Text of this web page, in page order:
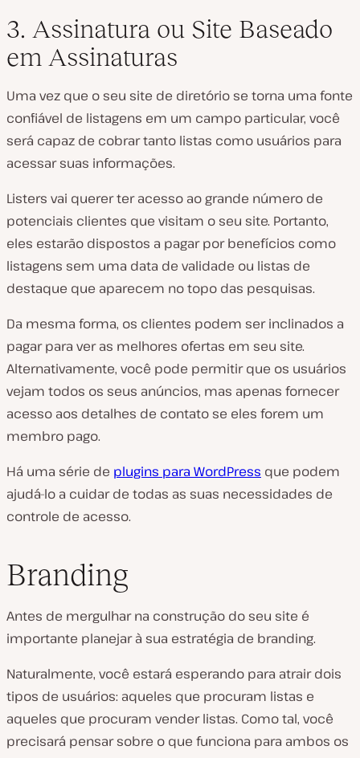
3. Assinatura ou Site Baseado
em Assinaturas
Uma vez que o seu site de diretório se torna uma fonte
confiável de listagens em um campo particular, você
será capaz de cobrar tanto listas como usuários para
acessar suas informações.
Listers vai querer ter acesso ao grande número de
potenciais clientes que visitam o seu site. Portanto,
eles estarão dispostos a pagar por benefícios como
listagens sem uma data de validade ou listas de
destaque que aparecem no topo das pesquisas.
Da mesma forma, os clientes podem ser inclinados a
pagar para ver as melhores ofertas em seu site.
Alternativamente, você pode permitir que os usuários
vejam todos os seus anúncios, mas apenas fornecer
acesso aos detalhes de contato se eles forem um
membro pago.
Há uma série de plugins para WordPress que podem
ajudá-lo a cuidar de todas as suas necessidades de
controle de acesso.
Branding
Antes de mergulhar na construção do seu site é
importante planejar à sua estratégia de branding.
Naturalmente, você estará esperando para atrair dois
tipos de usuários: aqueles que procuram listas e
aqueles que procuram vender listas. Como tal, você
precisará pensar sobre o que funciona para ambos os